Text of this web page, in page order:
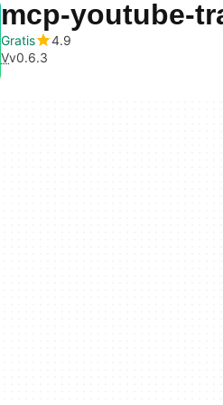
mcp-youtube-
Gratis
4.9
Vv0.6.3